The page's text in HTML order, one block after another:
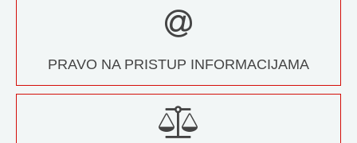
PRAVO NA PRISTUP INFORMACIJAMA